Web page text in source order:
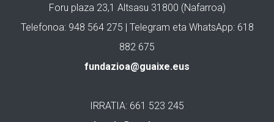
Foru plaza 23,1 Altsasu 31800 (Nafarroa)
Telefonoa: 948 564 275 | Telegram eta WhatsApp: 618
882 675
fundazioa@guaixe.eus
IRRATIA: 661 523 245